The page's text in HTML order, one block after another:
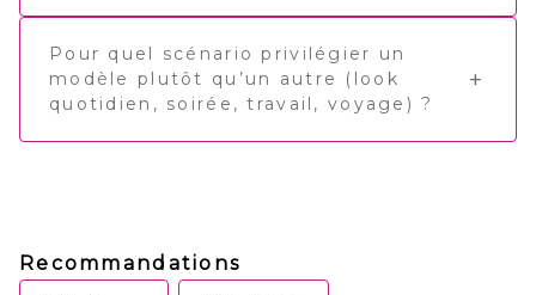
Pour quel scénario privilégier un
modèle plutôt qu’un autre (look
quotidien, soirée, travail, voyage) ?
Recommandations